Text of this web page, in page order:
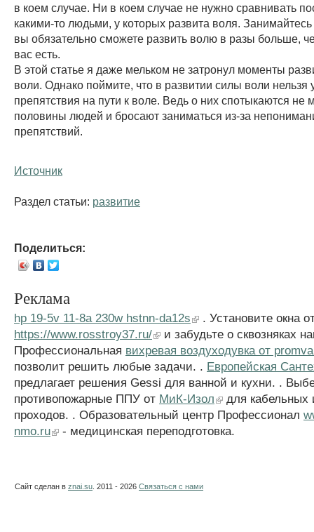
в коем случае. Ни в коем случае не нужно сравнивать
какими-то людьми, у которых развита воля.
вы обязательно сможете развить волю в разы больше,
вас есть.
В этой статье я даже мельком не затронул моменты
воли. Однако поймите, что в развитии силы воли нельзя
препятствия на пути к воле. Ведь о них спотыкаются не
половины людей и бросают заниматься из-за
препятствий.
Источник
Раздел статьи: развитие
Поделиться:
Реклама
hp 19-5v 11-8a 230w hstnn-da12s
. Установите окна
https://www.rosstroy37.ru/
и забудьте о сквозняках
Профессиональная вихревая воздуходувка от
позволит решить любые задачи. . Европейская
предлагает решения Gessi для ванной и кухни. .
противопожарные ППУ от МиК-Изол
для кабельных
проходов. . Образовательный центр Профессионал
nmo.ru
- медицинская переподготовка.
Сайт сделан в znai.su . 2011 - 2026 Связаться с нами